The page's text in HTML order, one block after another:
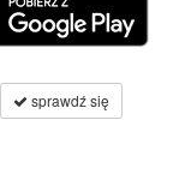
sprawdź się